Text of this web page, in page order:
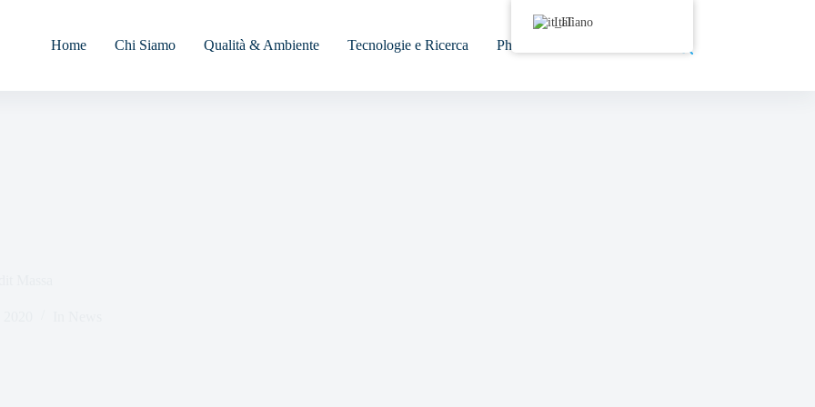
Home Chi Siamo Qualità & Ambiente Tecnologie e Ricerca Photogallery
Italiano